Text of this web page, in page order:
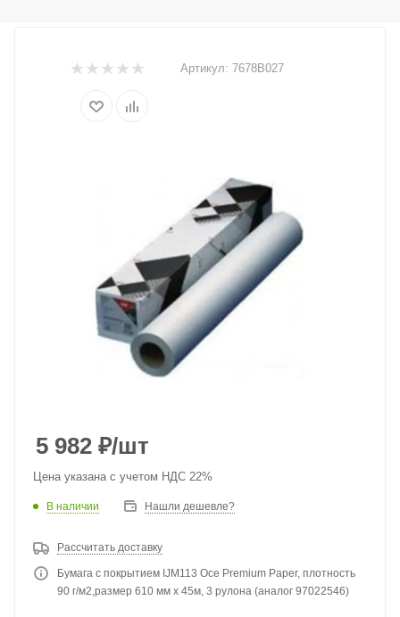
Артикул: 7678B027
5 982 ₽/шт
Цена указана с учетом НДС 22%
В наличии Нашли дешевле?
Рассчитать доставку
Бумага с покрытием IJM113 Oce Premium Paper, плотность
90 г/м2,размер 610 мм x 45м, 3 рулона (аналог 97022546)